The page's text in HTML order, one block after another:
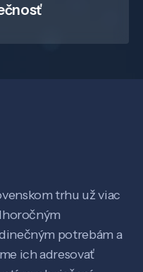
trhu už viac
potrebám a
ich adresovať